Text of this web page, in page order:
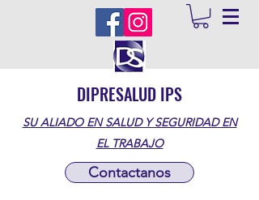
DIPRESALUD IPS
SU ALIADO EN SALUD Y SEGURIDAD EN
EL TRABAJO
Contactanos